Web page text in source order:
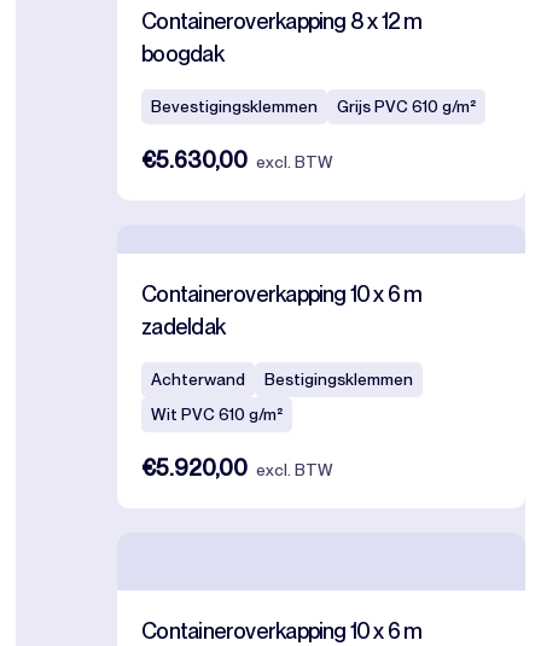
Containeroverkapping 8 x 12 m
boogdak
Bevestigingsklemmen Grijs PVC 610 g/m²
€5.630,00 excl. BTW
Containeroverkapping 10 x 6 m
zadeldak
Achterwand
Bestigingsklemmen
Wit PVC 610 g/m²
€5.920,00 excl. BTW
Containeroverkapping 10 x 6 m